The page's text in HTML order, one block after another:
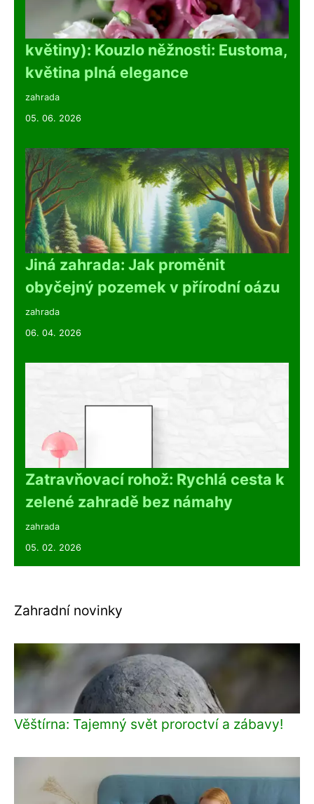
květiny): Kouzlo něžnosti: Eustoma,
květina plná elegance
zahrada
05. 06. 2026
Jiná zahrada: Jak proměnit
obyčejný pozemek v přírodní oázu
zahrada
06. 04. 2026
Zatravňovací rohož: Rychlá cesta k
zelené zahradě bez námahy
zahrada
05. 02. 2026
Zahradní novinky
Věštírna: Tajemný svět proroctví a zábavy!